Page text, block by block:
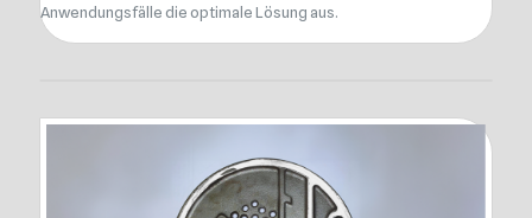
Anwendungsfälle die optimale Lösung aus.